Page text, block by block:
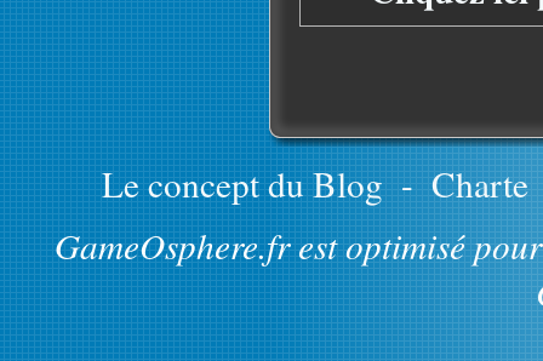
Le concept du Blog - Charte
GameOsphere.fr est optimisé